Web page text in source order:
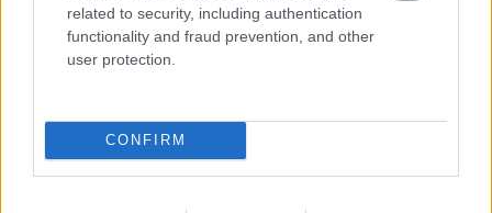
related to security, including authentication
functionality and fraud prevention, and other
user protection.
CONFIRM
19:08
Sokba kerülhet még Norrisnak az elhibázott utolsó
19:07